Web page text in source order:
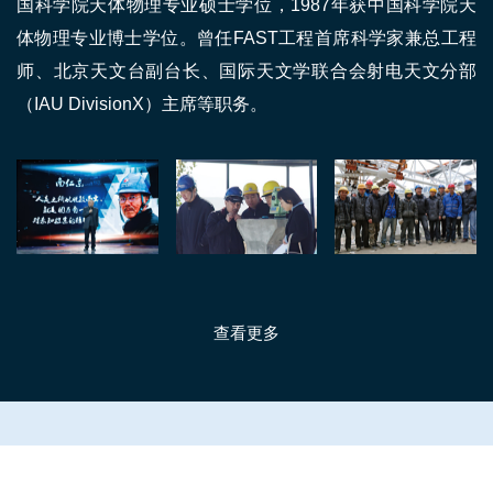
国科学院天体物理专业硕士学位，1987年获中国科学院天
体物理专业博士学位。曾任FAST工程首席科学家兼总工程
师、北京天文台副台长、国际天文学联合会射电天文分部
（IAU DivisionX）主席等职务。
查看更多